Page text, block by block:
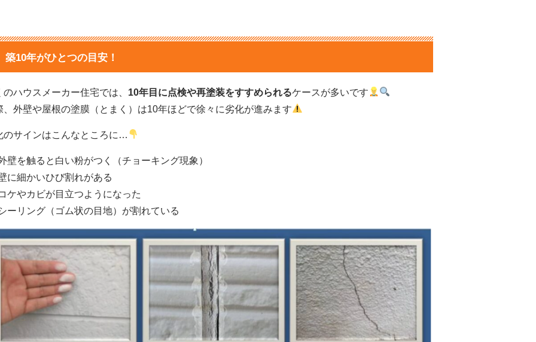
築10年がひとつの目安！
のハウスメーカー住宅では、 10年目に点検や再塗装をすすめられるケースが多いです
、外壁や屋根の塗膜（とまく）は10年ほどで徐々に劣化が進みます
のサインはこんなところに…
壁を触ると白い粉がつく（チョーキング現象）
に細かいひび割れがある
ケやカビが目立つようになった
ーリング（ゴム状の目地）が割れている